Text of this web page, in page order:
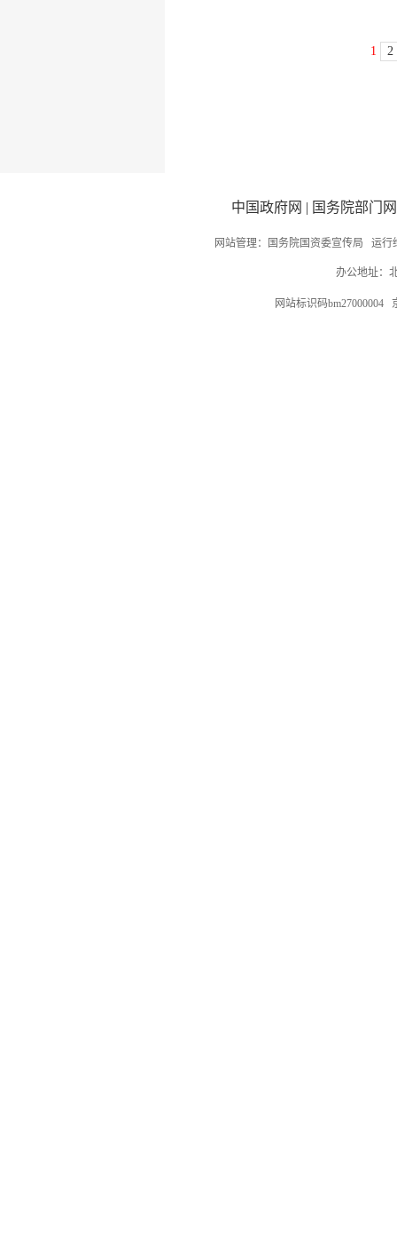
1 2
中国政府网 | 国务院部门
网站管理：国务院国资委宣传局 运
办公地址：
网站标识码bm27000004